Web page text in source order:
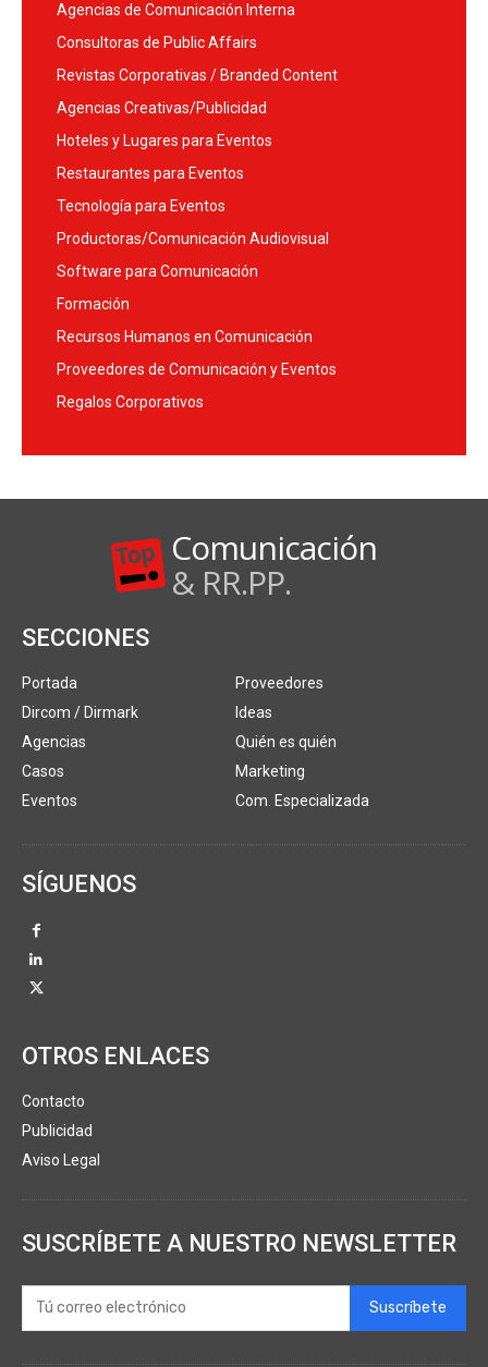
Agencias de Comunicación Interna
Consultoras de Public Affairs
Revistas Corporativas / Branded Content
Agencias Creativas/Publicidad
Hoteles y Lugares para Eventos
Restaurantes para Eventos
Tecnología para Eventos
Productoras/Comunicación Audiovisual
Software para Comunicación
Formación
Recursos Humanos en Comunicación
Proveedores de Comunicación y Eventos
Regalos Corporativos
Comunicación
& RR.PP.
SECCIONES
Portada
Dircom / Dirmark
Agencias
Casos
Eventos
Proveedores
Ideas
Quién es quién
Marketing
Com. Especializada
SÍGUENOS
OTROS ENLACES
Contacto
Publicidad
Aviso Legal
SUSCRÍBETE A NUESTRO NEWSLETTER
Suscríbete